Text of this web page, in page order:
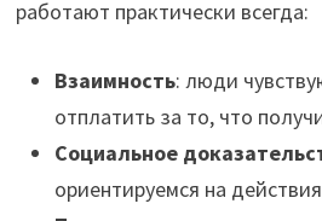
работают практически всегда:
Взаимность: люди
отплатить за то, что
Социальное
ориентируемся на